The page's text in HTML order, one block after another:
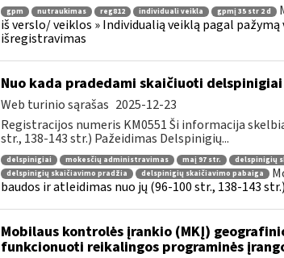
gpm nutraukimas reg812 individuali veikla gpmį 35 str 2 d
iš verslo/ veiklos » Individualią veiklą pagal
išregistravimas
Nuo kada pradedami skaičiuoti delspinigiai
Web turinio sąrašas 2025-12-23
Registracijos numeris KM0551 Ši informacija
str., 138-143 str.) Pažeidimas Delspinigių...
delspinigiai mokesčių administravimas maį 97 str. delspinigių
delspinigių skaičiavimo pradžia
delspinigių skaičiavimo pabaiga
baudos ir atleidimas nuo jų (96-100 str., 138-143 str.)
Mobilaus kontrolės įrankio (MKĮ)
funkcionuoti reikalingos programinės